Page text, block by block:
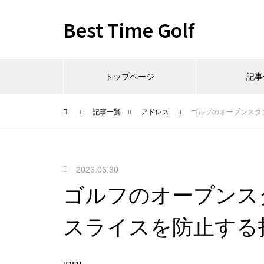
Best Time Golf
トップページ 記
記事一覧 アドレス ゴルフのオープンス
2026.06.30
ゴルフのオープンス
スライスを防止す